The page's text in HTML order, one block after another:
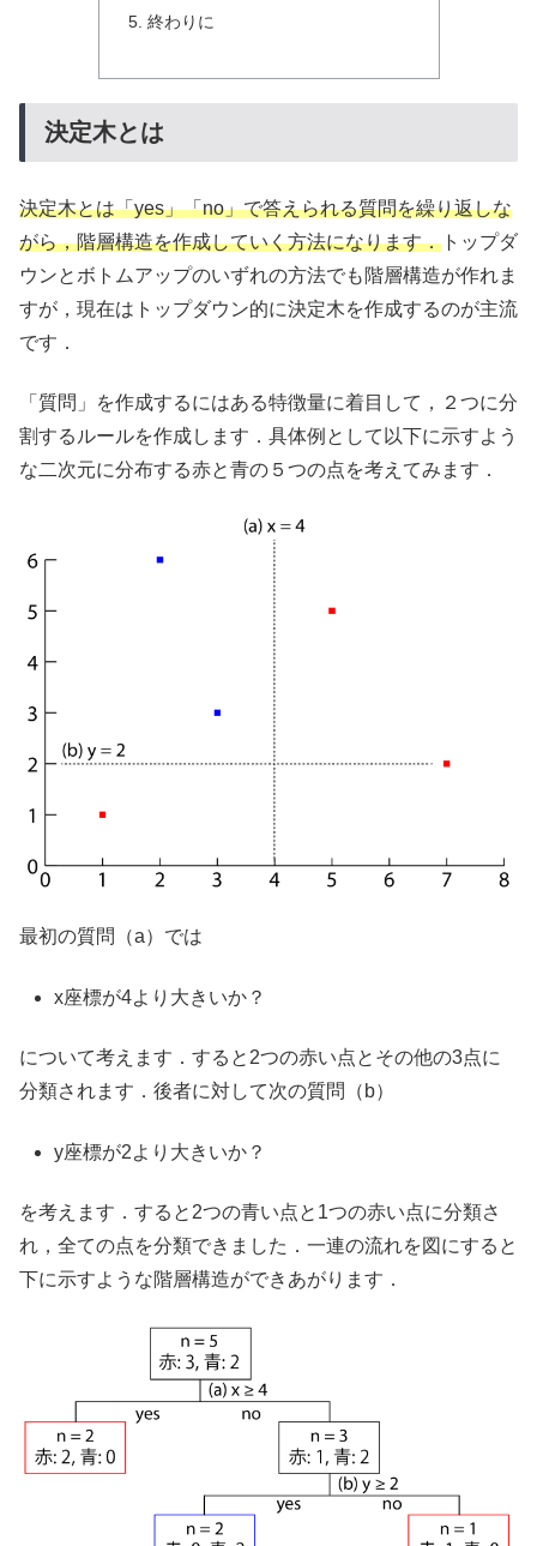
終わりに
決定木とは
決定木とは「yes」「no」で答えられる質問を繰り返しな
がら，階層構造を作成していく方法になります． トップダ
ウンとボトムアップのいずれの方法でも階層構造が作れま
すが，現在はトップダウン的に決定木を作成するのが主流
です．
「質問」を作成するにはある特徴量に着目して，２つに分
割するルールを作成します．具体例として以下に示すよう
な二次元に分布する赤と青の５つの点を考えてみます．
最初の質問（a）では
x座標が4より大きいか？
について考えます．すると2つの赤い点とその他の3点に
分類されます．後者に対して次の質問（b）
y座標が2より大きいか？
を考えます．すると2つの青い点と1つの赤い点に分類さ
れ，全ての点を分類できました．一連の流れを図にすると
下に示すような階層構造ができあがります．